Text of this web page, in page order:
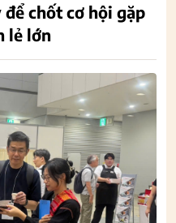
chốt cơ hội gặp
lẻ lớn